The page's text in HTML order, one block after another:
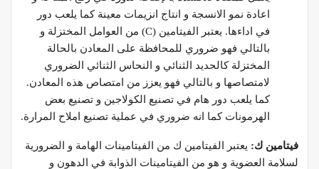
اعادة نمو الانسجة و انتاج انزيمات معينة كما يلعب دور
في اداءها. يعتبر الفيتامين (C) من العوامل المختزلة و
بالتالي فهو ضروري للمحافظة على المعادن بالحالة
المختزلة كالحديد الثنائي و النحاس الثنائي الضروري
لامتصاصها و بالتالي فهو يعزز من امتصاص هذه المعادن.
كما يلعب دور هام في تصنيع الكولاجين و تصنيع بعض
الهرمونات كما انه ضروري في عملية تصنيع املاح المرارة.
فيتامين ك: يعتبر الفيتامين ك من الفيتامينات الهامة و الضرورية
لسلامة العضوية و هو من الفيتامينات الذوابة في الدهون و